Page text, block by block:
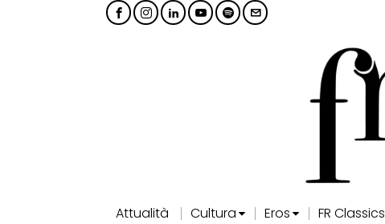
Attualità Cultura Eros FR Classics